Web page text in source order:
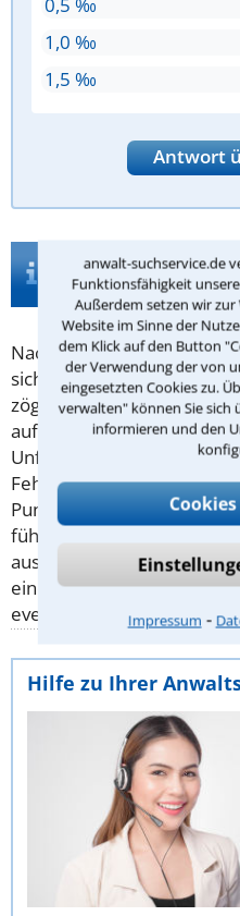
anwalt-suchservice.de
Funktionsfähigkeit
Außerdem setzen wir
Website im Sinne der
dem Klick auf den Button
der Verwendung der von
eingesetzten Cookies zu.
verwalten" können Sie sich
informieren und den
Impressum ⁃
1,0 ‰
1,5 ‰
Antwort
Infos zur Suche
Verkehrsunfall in
Nach einem
sich richtig zu verhalten.
zögerlichen Verhalten
auf dem gesamten
Unfallverursacher können
Fehler begehen, die zu
Punkten in Flensburg,
führen kann, die
ausfallen können.
einem Anwalt für
eventuell ist ein Vorort-
Hilfe zu Ihrer